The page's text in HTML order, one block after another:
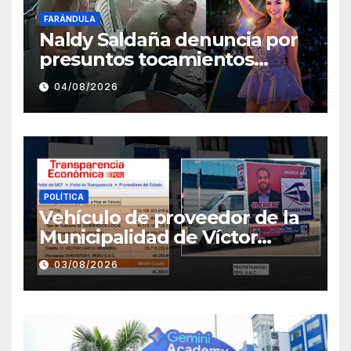
FARÁNDULA
Naldy Saldaña denuncia por
presuntos tocamientos
indebidos a director musical
de La Bella Luz
04/08/2026
POLÍTICA
Vehículo de proveedor de la
Municipalidad de Víctor
Larco aparece con publicidad
de campaña de León
Clement
03/08/2026